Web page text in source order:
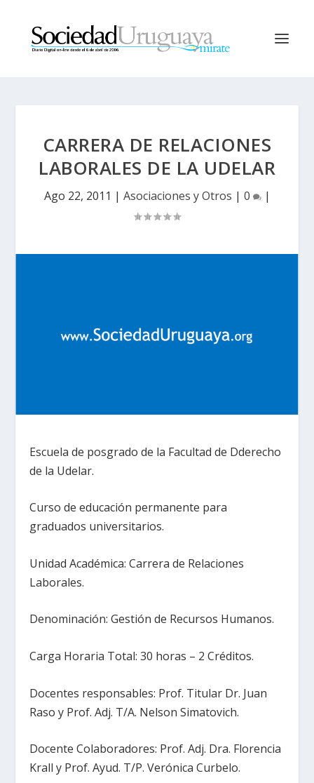
CARRERA DE RELACIONES
LABORALES DE LA UDELAR
Ago 22, 2011 | Asociaciones y Otros | 0 |
Escuela de posgrado de la Facultad de Dderecho
de la Udelar.
Curso de educación permanente para
graduados universitarios.
Unidad Académica: Carrera de Relaciones
Laborales.
Denominación: Gestión de Recursos Humanos.
Carga Horaria Total: 30 horas – 2 Créditos.
Docentes responsables: Prof. Titular Dr. Juan
Raso y Prof. Adj. T/A. Nelson Simatovich.
Docente Colaboradores: Prof. Adj. Dra. Florencia
Krall y Prof. Ayud. T/P. Verónica Curbelo.